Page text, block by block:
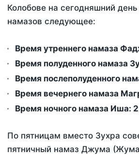
Колобове на сегодняшний
намазов следующее:
Время утреннего намаза
Время полуденного намаза
Время послеполуденного
Время вечернего намаза
Время ночного намаза Иша:
По пятницам вместо Зухра
пятничный намаз Джума